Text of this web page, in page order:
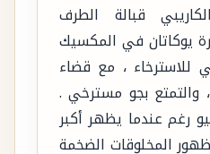
قبالة الطرف
يوكاتان في المكسيك
للاسترخاء ، مع قضاء
بجو مسترخي .
رغم عندما يظهر أكبر
المخلوقات الضخمة